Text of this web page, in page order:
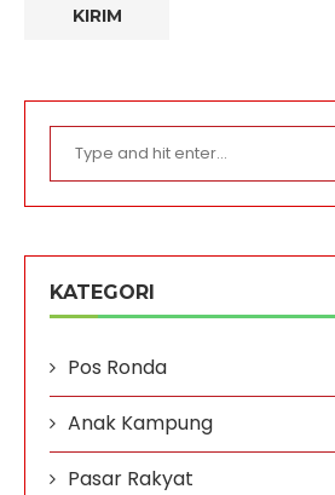
KATEGORI
Pos Ronda
Anak Kampung
Pasar Rakyat